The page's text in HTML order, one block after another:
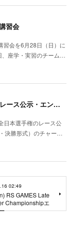
習会
習会を6月28日（日）に
、座学・実習のチーム…
8/21金第1回RS Feva/Tera全日本選手権のレース公示・エントリー開始
日本選手権のレース公
決勝形式）のチャー…
02:49
RS GAMES Late
Championshipエ